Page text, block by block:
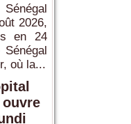
2026,
en 24
où la...